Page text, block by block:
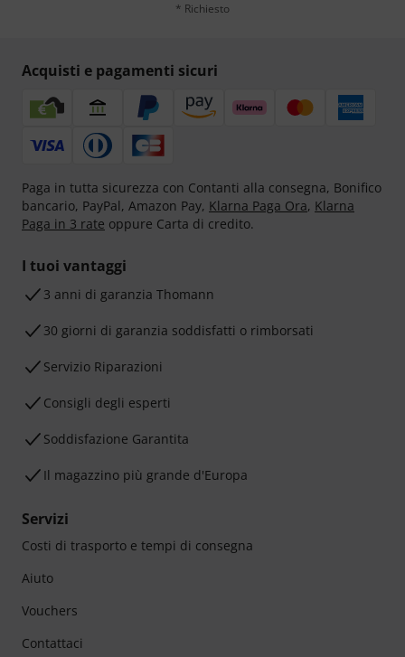
* Richiesto
Acquisti e pagamenti sicuri
Paga in tutta sicurezza con Contanti alla consegna, Bonifico
bancario, PayPal, Amazon Pay, Klarna Paga Ora, Klarna
Paga in 3 rate oppure Carta di credito.
I tuoi vantaggi
3 anni di garanzia Thomann
30 giorni di garanzia soddisfatti o rimborsati
Servizio Riparazioni
Consigli degli esperti
Soddisfazione Garantita
Il magazzino più grande d'Europa
Servizi
Costi di trasporto e tempi di consegna
Aiuto
Vouchers
Contattaci